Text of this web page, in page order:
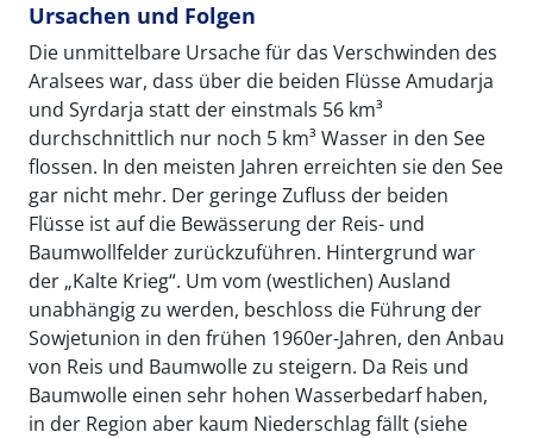
Ursachen und Folgen
Die unmittelbare Ursache für das Verschwinden des
Aralsees war, dass über die beiden Flüsse Amudarja
und Syrdarja statt der einstmals 56 km³
durchschnittlich nur noch 5 km³ Wasser in den See
flossen. In den meisten Jahren erreichten sie den See
gar nicht mehr. Der geringe Zufluss der beiden
Flüsse ist auf die Bewässerung der Reis- und
Baumwollfelder zurückzuführen. Hintergrund war
der „Kalte Krieg“. Um vom (westlichen) Ausland
unabhängig zu werden, beschloss die Führung der
Sowjetunion in den frühen 1960er-Jahren, den Anbau
von Reis und Baumwolle zu steigern. Da Reis und
Baumwolle einen sehr hohen Wasserbedarf haben,
in der Region aber kaum Niederschlag fällt (siehe